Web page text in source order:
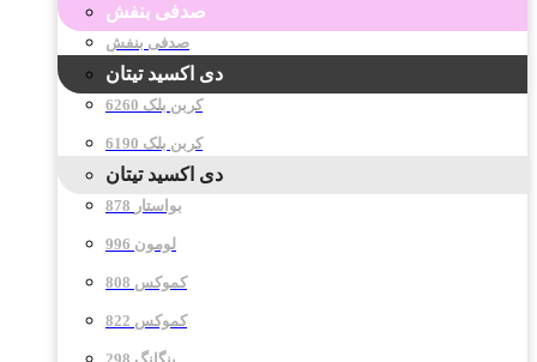
صدفی بنفش
صدفی بنفش
دی اکسید تیتان
کربن بلک 6260
کربن بلک 6190
دی اکسید تیتان
878 بواستار
996 لومون
808 کموکس
822 کموکس